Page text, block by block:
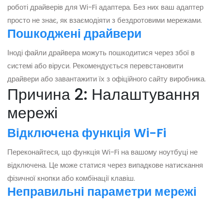
роботі драйверів для Wi-Fi адаптера. Без них ваш адаптер
просто не знає, як взаємодіяти з бездротовими мережами.
Пошкоджені драйвери
Іноді файли драйвера можуть пошкодитися через збої в
системі або віруси. Рекомендується перевстановити
драйвери або завантажити їх з офіційного сайту виробника.
Причина 2: Налаштування
мережі
Відключена функція Wi-Fi
Переконайтеся, що функція Wi-Fi на вашому ноутбуці не
відключена. Це може статися через випадкове натискання
фізичної кнопки або комбінації клавіш.
Неправильні параметри мережі